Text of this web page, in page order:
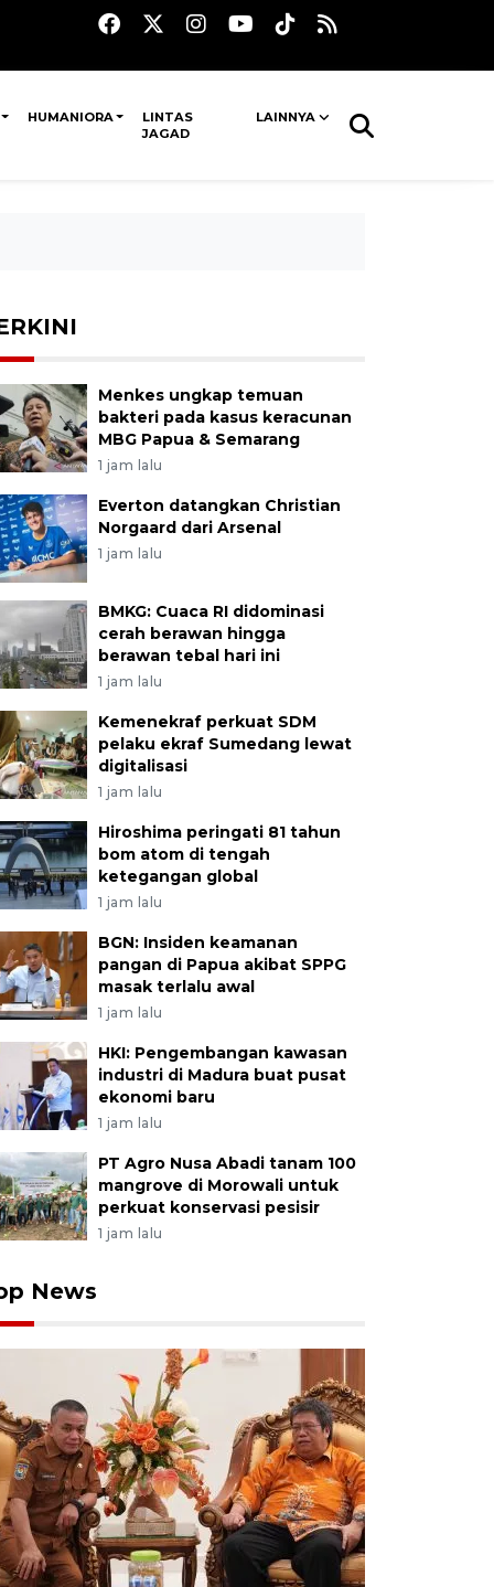
HUMANIORA
LINTAS
JAGAD
LAINNYA
Menkes ungkap temuan
bakteri pada kasus keracunan
MBG Papua & Semarang
1 jam lalu
Everton datangkan Christian
Norgaard dari Arsenal
1 jam lalu
BMKG: Cuaca RI didominasi
cerah berawan hingga
berawan tebal hari ini
1 jam lalu
Kemenekraf perkuat SDM
pelaku ekraf Sumedang lewat
digitalisasi
1 jam lalu
Hiroshima peringati 81 tahun
bom atom di tengah
ketegangan global
1 jam lalu
BGN: Insiden keamanan
pangan di Papua akibat SPPG
masak terlalu awal
1 jam lalu
HKI: Pengembangan kawasan
industri di Madura buat pusat
ekonomi baru
1 jam lalu
PT Agro Nusa Abadi tanam 100
mangrove di Morowali untuk
perkuat konservasi pesisir
1 jam lalu
News